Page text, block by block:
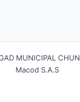
MUNICIPAL
Macod S.A.S